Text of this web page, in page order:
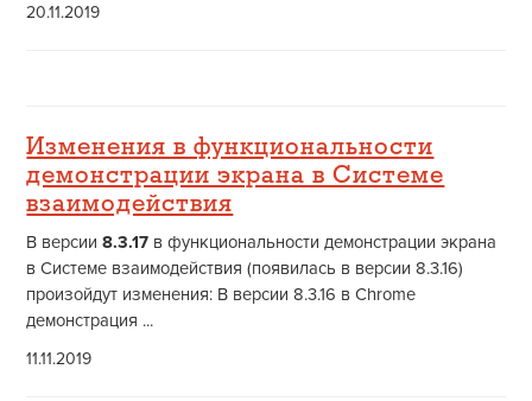
20.11.2019
Изменения в функциональности
демонстрации экрана в Системе
взаимодействия
В версии8.3.17 в функциональности демонстрации экрана
в Системе взаимодействия (появилась в версии 8.3.16)
произойдут изменения: В версии 8.3.16 в Chrome
демонстрация ...
11.11.2019